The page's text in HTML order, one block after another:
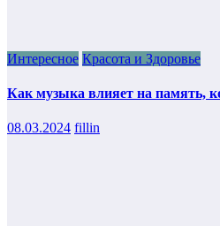
Интересное Красота и Здоровье
Как музыка влияет на память,
08.03.2024 fillin